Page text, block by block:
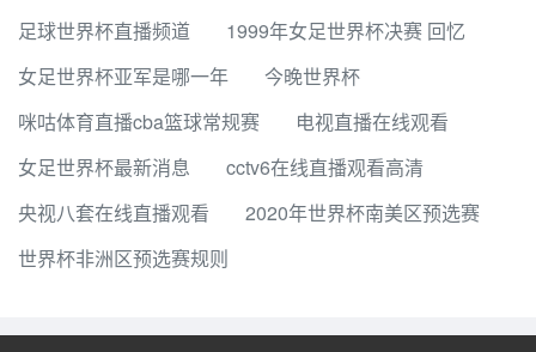
足球世界杯直播频道
1999年女足世界杯决赛 回忆
女足世界杯亚军是哪一年
今晚世界杯
咪咕体育直播cba篮球常规赛
电视直播在线观看
女足世界杯最新消息
cctv6在线直播观看高清
央视八套在线直播观看
2020年世界杯南美区预选赛
世界杯非洲区预选赛规则